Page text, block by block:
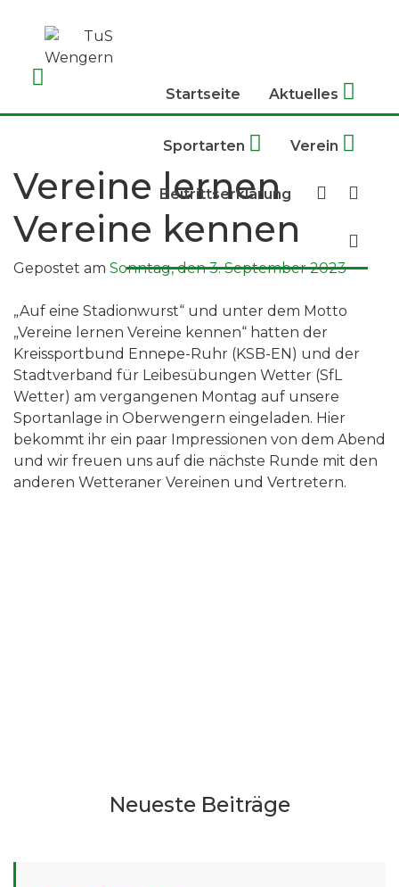
content
Startseite Aktuelles
Sportarten Verein
Beitrittserklärung
Vereine lernen
Vereine kennen
Gepostet am Sonntag, den 3. September 2023
„Auf eine Stadionwurst“ und unter dem Motto
„Vereine lernen Vereine kennen“ hatten der
Kreissportbund Ennepe-Ruhr (KSB-EN) und der
Stadtverband für Leibesübungen Wetter (SfL
Wetter) am vergangenen Montag auf unsere
Sportanlage in Oberwengern eingeladen. Hier
bekommt ihr ein paar Impressionen von dem Abend
und wir freuen uns auf die nächste Runde mit den
anderen Wetteraner Vereinen und Vertretern.
Neueste Beiträge